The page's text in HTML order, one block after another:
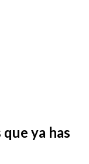
ya has